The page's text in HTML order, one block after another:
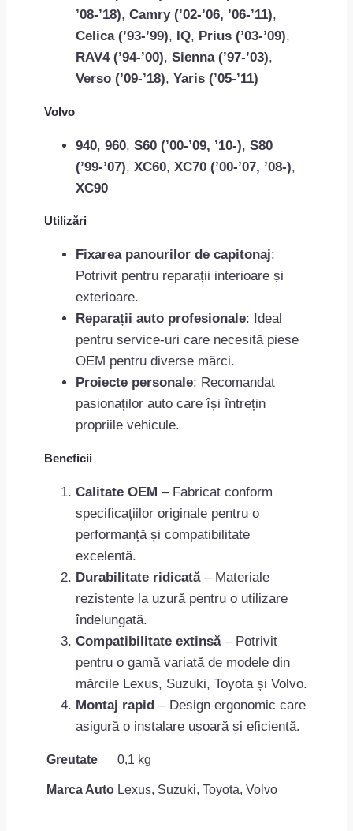
’08-’18), Camry (’02-’06, ’06-’11),
Celica (’93-’99), IQ, Prius (’03-’09),
RAV4 (’94-’00), Sienna (’97-’03),
Verso (’09-’18), Yaris (’05-’11)
Volvo
940, 960, S60 (’00-’09, ’10-), S80
(’99-’07), XC60, XC70 (’00-’07, ’08-),
XC90
Utilizări
Fixarea panourilor de capitonaj:
Potrivit pentru reparații interioare și
exterioare.
Reparații auto profesionale: Ideal
pentru service-uri care necesită piese
OEM pentru diverse mărci.
Proiecte personale: Recomandat
pasionaților auto care își întrețin
propriile vehicule.
Beneficii
Calitate OEM – Fabricat conform
specificațiilor originale pentru o
performanță și compatibilitate
excelentă.
Durabilitate ridicată– Materiale
rezistente la uzură pentru o utilizare
îndelungată.
Compatibilitate extinsă– Potrivit
pentru o gamă variată de modele din
mărcile Lexus, Suzuki, Toyota și Volvo.
Montaj rapid – Design ergonomic care
asigură o instalare ușoară și eficientă.
Greutate 0,1 kg
Marca Auto Lexus, Suzuki, Toyota, Volvo